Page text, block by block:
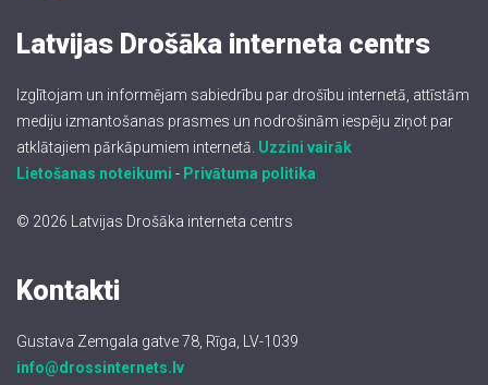
Latvijas Drošāka interneta centrs
Izglītojam un informējam sabiedrību par drošību internetā, attīstām
mediju izmantošanas prasmes un nodrošinām iespēju ziņot par
atklātajiem pārkāpumiem internetā. Uzzini vairāk
Lietošanas noteikumi - Privātuma politika
© 2026 Latvijas Drošāka interneta centrs
Kontakti
Gustava Zemgala gatve 78, Rīga, LV-1039
info@drossinternets.lv